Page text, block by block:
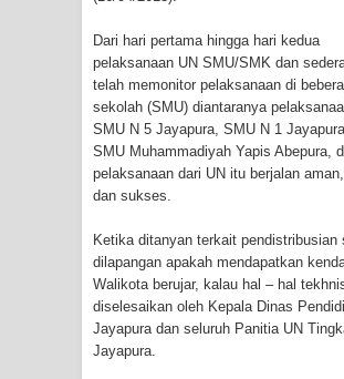
Mechanized Rice Expansion
Mentan Tinjau Program
dan Penanaman Padi di
Mantan Sekda Jayawijaya
Lingkar
Papuan Artisans Take
Dari hari pertama hingga hari kedua
pelaksanaan UN SMU/SMK dan
telah memonitor pelaksanaan di
sekolah (SMU) diantaranya
SMU N 5 Jayapura, SMU N 1
SMU Muhammadiyah Yapis Abepura,
pelaksanaan dari UN itu berjalan
dan sukses.
Ketika ditanyan terkait pendistribusian
dilapangan apakah mendapatkan
Walikota berujar, kalau hal – hal
diselesaikan oleh Kepala Dinas
Jayapura dan seluruh Panitia UN
Jayapura.